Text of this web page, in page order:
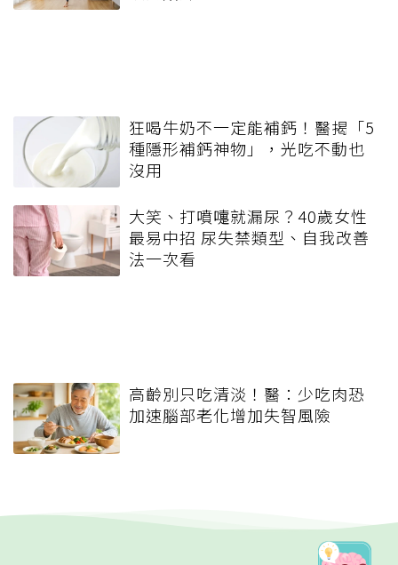
狂喝牛奶不一定能補鈣！醫揭「5
種隱形補鈣神物」，光吃不動也
沒用
大笑、打噴嚏就漏尿？40歲女性
最易中招 尿失禁類型、自我改善
法一次看
高齡別只吃清淡！醫：少吃肉恐
加速腦部老化增加失智風險